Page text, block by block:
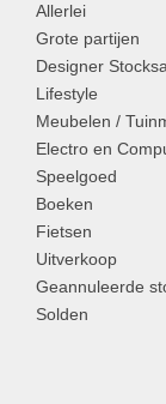
Allerlei
Grote partijen
Designer
Lifestyle
Meubelen /
Electro en
Speelgoed
Boeken
Fietsen
Uitverkoop
Geannuleerde
Solden